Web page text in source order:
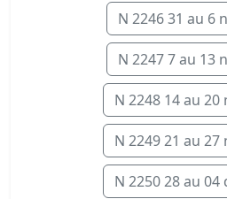
N 2246 31 au 6
N 2247 7 au 13
N 2248 14 au 20
N 2249 21 au 27
N 2250 28 au 04